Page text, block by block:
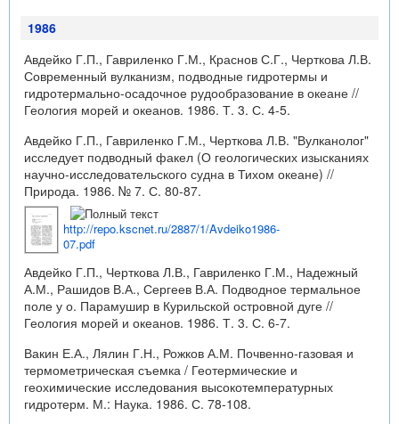
1986
Авдейко Г.П., Гавриленко Г.М., Краснов С.Г., Черткова Л.В.
Современный вулканизм, подводные гидротермы и
гидротермально-осадочное рудообразование в океане //
Геология морей и океанов. 1986. Т. 3. С. 4-5.
Авдейко Г.П., Гавриленко Г.М., Черткова Л.В. "Вулканолог"
исследует подводный факел (О геологических изысканиях
научно-исследовательского судна в Тихом океане) //
Природа. 1986. № 7. С. 80-87.
http://repo.kscnet.ru/2887/1/Avdeiko1986-
07.pdf
Авдейко Г.П., Черткова Л.В., Гавриленко Г.М., Надежный
А.М., Рашидов В.А., Сергеев В.А. Подводное термальное
поле у о. Парамушир в Курильской островной дуге //
Геология морей и океанов. 1986. Т. 3. С. 6-7.
Вакин Е.А., Лялин Г.Н., Рожков А.М. Почвенно-газовая и
термометрическая съемка / Геотермические и
геохимические исследования высокотемпературных
гидротерм. М.: Наука. 1986. С. 78-108.